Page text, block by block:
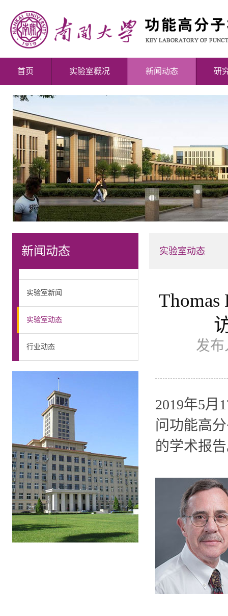
首页 实验室概况 新闻动态 研
新闻动态
实验室新闻
实验室动态
行业动态
实验室动态
Thomas
发
2019年5月
问功能高
的学术报